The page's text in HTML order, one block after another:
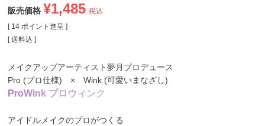
販売価格 ¥1,485 税込
[ 14 ポイント進呈 ]
送料込
メイクアップアーティスト夢月プロデュース
Pro (プロ仕様) × Wink (可愛いまなざし)
ProWin k プロ ウ ィ ンク
アイドルメイクのプロがつくる